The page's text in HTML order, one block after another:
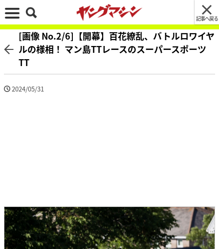
記事へ戻る
[画像 No.2/6]【開幕】百花繚乱、バトルロワイヤ
ルの様相！ マン島TTレースのスーパースポーツ
TT
2024/05/31